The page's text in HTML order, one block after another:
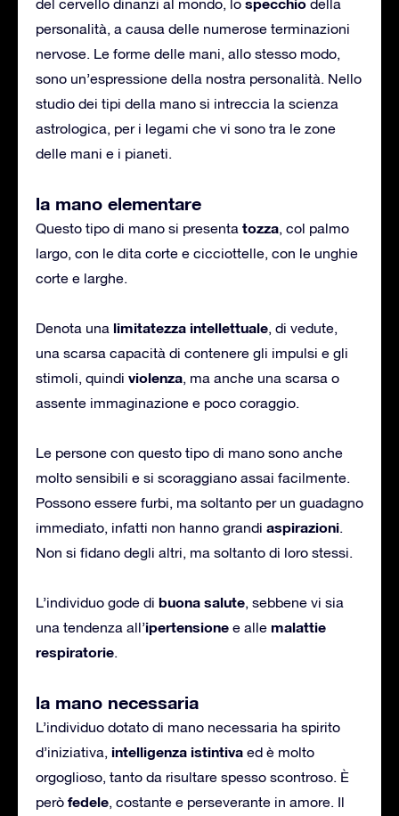
del cervello dinanzi al mondo, lo
della
personalità, a causa delle numerose terminazioni
nervose. Le forme delle mani, allo stesso modo,
sono un’espressione della nostra personalità. Nello
studio dei tipi della mano si intreccia la scienza
astrologica, per i legami che vi sono tra le zone
delle mani e i pianeti.
la mano elementare
Questo tipo di mano si presenta tozza, col palmo
largo, con le dita corte e cicciottelle, con le unghie
corte e larghe.
Denota una limitatezza intellettuale, di vedute,
una scarsa capacità di contenere gli impulsi e gli
stimoli, quindi violenza, ma anche una scarsa o
assente immaginazione e poco coraggio.
Le persone con questo tipo di mano sono anche
molto sensibili e si scoraggiano assai facilmente.
Possono essere furbi, ma soltanto per un guadagno
immediato, infatti non hanno grandi aspirazioni.
Non si fidano degli altri, ma soltanto di loro stessi.
L’individuo gode di buona salute, sebbene vi sia
una tendenza all’ipertensione e alle malattie
respiratorie.
la mano necessaria
L’individuo dotato di mano necessaria ha spirito
d’iniziativa, intelligenza istintiva ed è molto
orgoglioso, tanto da risultare spesso scontroso. È
però fedele, costante e perseverante in amore. Il